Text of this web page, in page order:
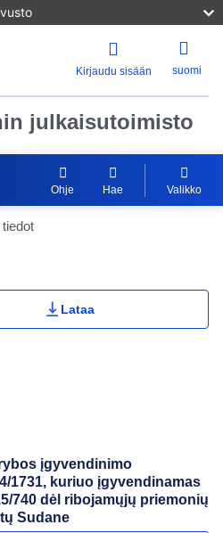
Kirjaudu sisään suomi
julkaisutoimisto
Ohje Hae Valikko
Portlet
Lataa
įgyvendinimo
1731, kuriuo įgyvendinamas
740 dėl ribojamųjų priemonių
Sudane